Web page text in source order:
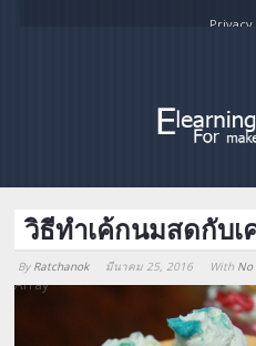
วิธีทำเค้กนมสดกับ
By Ratchanok มีนาคม 25, 2016 With No
Array